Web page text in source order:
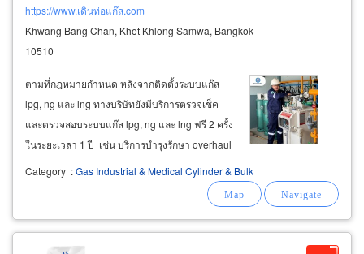
https://www.เดินท่อแก๊ส.com
Khwang Bang Chan, Khet Khlong Samwa, Bangkok
10510
ตามที่กฎหมายกำหนด หลังจากติดตั้งระบบแก๊ส
lpg, ng และ lng ทางบริษัทยังมีบริการตรวจเช็ค
และตรวจสอบระบบแก๊ส lpg, ng และ lng ฟรี 2 ครั้ง
ในระยะเวลา 1 ปี เช่น บริการบำรุงรักษา overhaul
งานตรวจสอบทดสอบบำรุงรักษา สถานีจ่ายแก๊ส
Category :Gas Industrial & Medical Cylinder & Bulk